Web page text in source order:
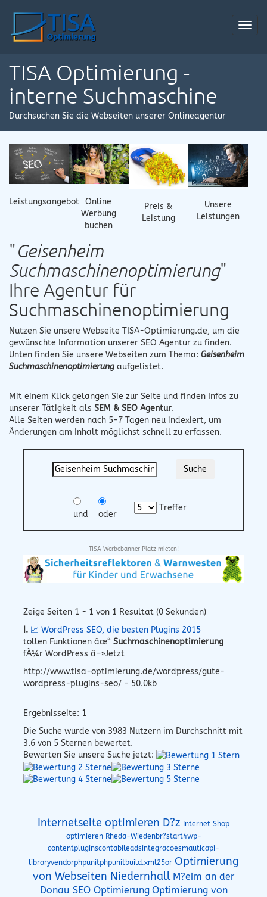
TISA Optimierung -
interne Suchmaschine
Durchsuchen Sie die Webseiten unserer Onlineagentur
Leistungsangebot
Online
Werbung
buchen
Preis &
Leistung
Unsere
Leistungen
"Geisenheim
Suchmaschinenoptimierung"
Ihre Agentur für
Suchmaschinenoptimierung
Nutzen Sie unsere Webseite TISA-Optimierung.de, um die
gewünschte Information unserer SEO Agentur zu finden.
Unten finden Sie unsere Webseiten zum Thema: Geisenheim
Suchmaschinenoptimierungaufgelistet.
Mit einem Klick gelangen Sie zur Seite und finden Infos zu
unserer Tätigkeit als SEM & SEO Agentur.
Alle Seiten werden nach 5-7 Tagen neu indexiert, um
Änderungen am Inhalt möglichst schnell zu erfassen.
und oder
Treffer
TISA Werbebanner Platz mieten!
Zeige Seiten 1 - 1 von 1 Resultat (0 Sekunden)
I. 📈 WordPress SEO, die besten Plugins 2015
tollen Funktionen âœ“ Suchmaschinenoptimierung
fÃ¼r WordPress â–»Jetzt
http://www.tisa-optimierung.de/wordpress/gute-
wordpress-plugins-seo/ - 50.0kb
Ergebnisseite: 1
Die Suche wurde von 3983 Nutzern im Durchschnitt mit
3.6 von 5 Sternen bewertet.
Bewerten Sie unsere Suche jetzt:
Internetseite optimieren D?z
Internet Shop
optimieren Rheda-Wiedenbr?start4wp-
contentpluginscontabileadsintegracoesmauticapi-
libraryvendorphpunitphpunitbuild.xml25or Optimierung
von Webseiten Niedernhall M?eim an der
Donau SEO Optimierung Optimierung von